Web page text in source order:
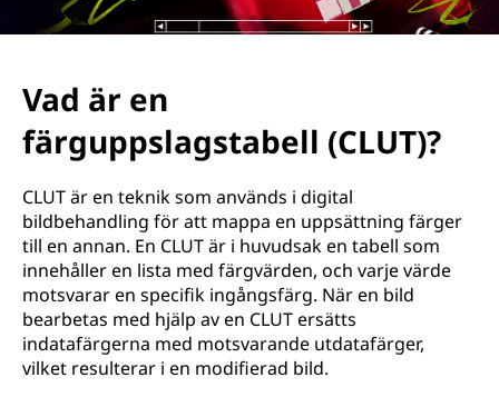
Vad är en
färguppslagstabell (CLUT)?
CLUT är en teknik som används i digital
bildbehandling för att mappa en uppsättning färger
till en annan. En CLUT är i huvudsak en tabell som
innehåller en lista med färgvärden, och varje värde
motsvarar en specifik ingångsfärg. När en bild
bearbetas med hjälp av en CLUT ersätts
indatafärgerna med motsvarande utdatafärger,
vilket resulterar i en modifierad bild.